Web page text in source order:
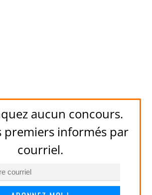
aucun concours.
premiers informés par
courriel.